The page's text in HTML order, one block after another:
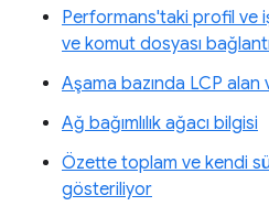
Performans'taki profil ve
ve komut dosyası
Aşama bazında LCP
Ağ bağımlılık ağacı bilgisi
Özette toplam ve kendi
gösteriliyor